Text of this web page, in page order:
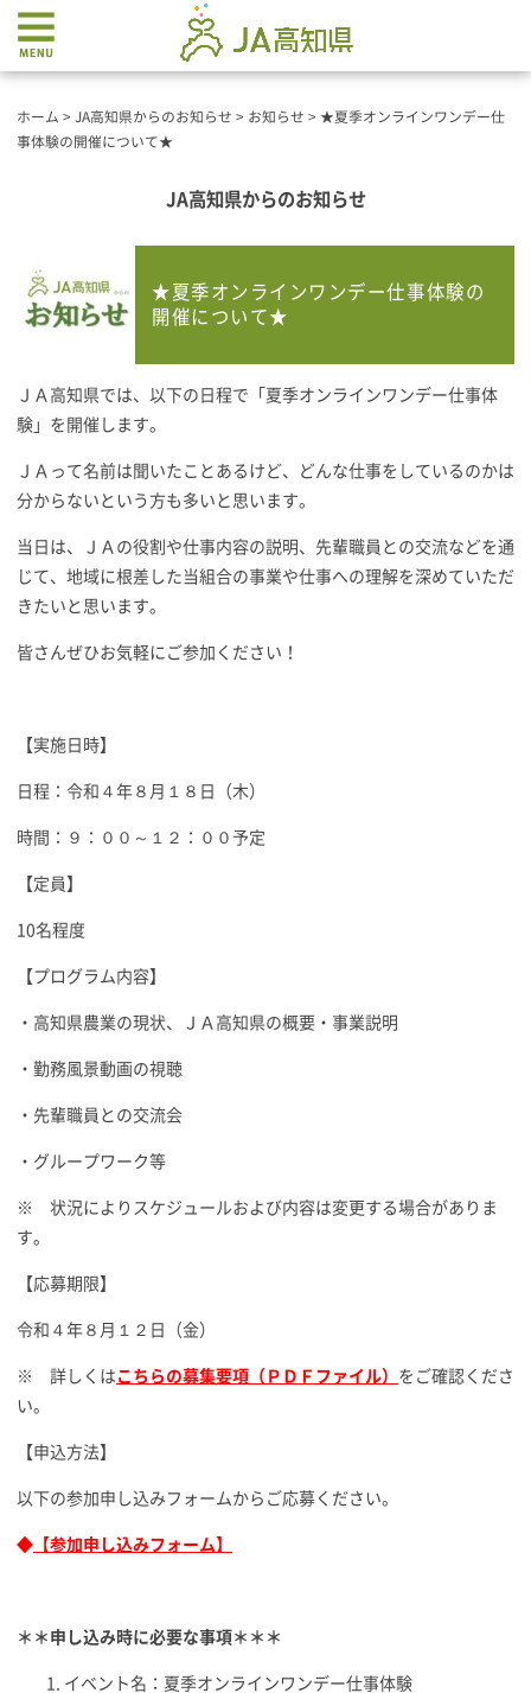
ホーム > JA高知県からのお知らせ > お知らせ > ★夏季オンラインワンデー仕
事体験の開催について★
JA高知県からのお知らせ
★夏季オンラインワンデー仕事体験の
開催について★
ＪＡ高知県では、以下の日程で「夏季オンラインワンデー仕事体
験」を開催します。
ＪＡって名前は聞いたことあるけど、どんな仕事をしているのかは
分からないという方も多いと思います。
当日は、ＪＡの役割や仕事内容の説明、先輩職員との交流などを通
じて、地域に根差した当組合の事業や仕事への理解を深めていただ
きたいと思います。
皆さんぜひお気軽にご参加ください！
【実施日時】
日程：令和４年８月１８日（木）
時間：９：００～１２：００予定
【定員】
10名程度
【プログラム内容】
・高知県農業の現状、ＪＡ高知県の概要・事業説明
・勤務風景動画の視聴
・先輩職員との交流会
・グループワーク等
※ 状況によりスケジュールおよび内容は変更する場合がありま
す。
【応募期限】
令和４年８月１２日（金）
※ 詳しくは こちらの募集要項（ＰＤＦファイル） をご確認くださ
い。
【申込方法】
以下の参加申し込みフォームからご応募ください。
◆ 【参加申し込みフォーム】
＊＊申し込み時に必要な事項＊＊＊
イベント名：夏季オンラインワンデー仕事体験